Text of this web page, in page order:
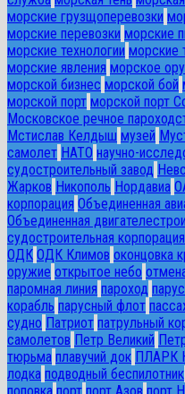
морские грузщоперевозки
морские перевозки морские
морские технологии морские
морские явления морское
морской бизнес морской бой
морской порт морской порт
Московское речное
Мстислав Келдыш музей
самолет НАТО научно-
судостроительный завод
Жарков Никополь Нордавиа
корпорация Объединенная
Объединенная
судостроительная корпорация
ОДК ОДК Климов оконцовка
оружие открытое небо
паромная линия пароход
корабль парусный флот
судно Патриот патрульный
самолетов Петр Великий
тюрьма плавучий док ПЛАРК
лодка подводный беспилотник